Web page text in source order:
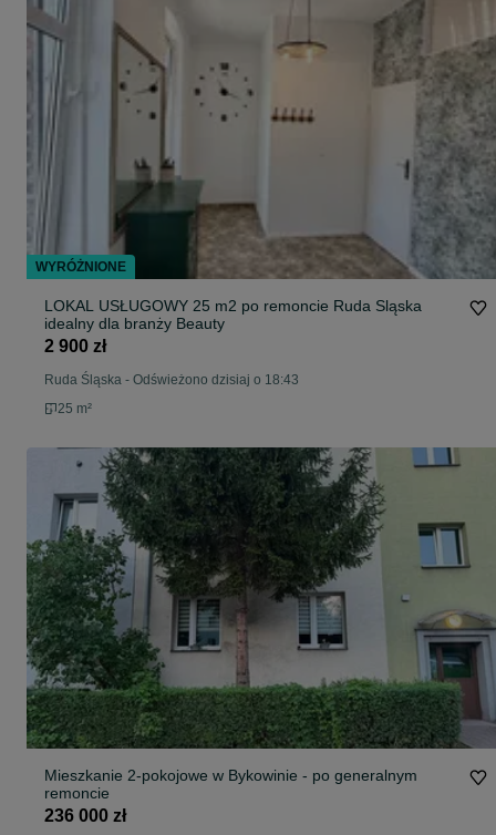
LOKAL USŁUGOWY 25 m2 po remoncie Ruda Sląska
idealny dla branży Beauty
2 900 zł
Ruda Śląska - Odświeżono dzisiaj o 18:43
25 m²
Mieszkanie 2-pokojowe w Bykowinie - po generalnym
remoncie
236 000 zł
WYRÓŻNIONE